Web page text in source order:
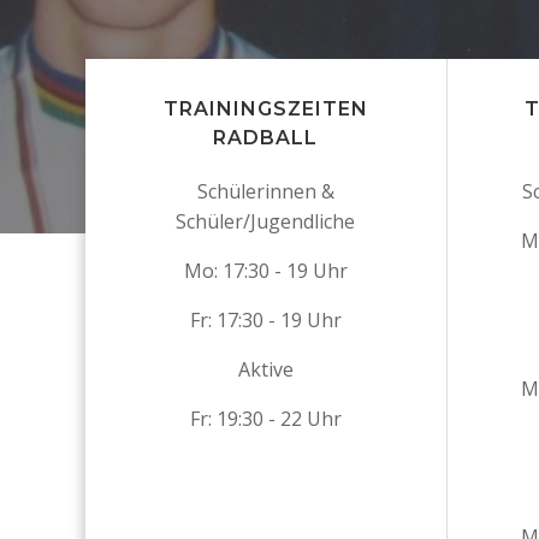
TRAININGSZEITEN
RADBALL
Schülerinnen &
Schüler/Jugendliche
Mo: 17:30 - 19 Uhr
Fr: 17:30 - 19 Uhr
Aktive
Fr: 19:30 - 22 Uhr